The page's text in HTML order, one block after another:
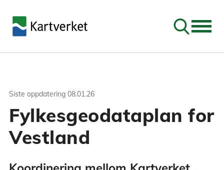
Søk
Siste oppdatering 08.01.26
Fylkesgeodataplan for
Vestland